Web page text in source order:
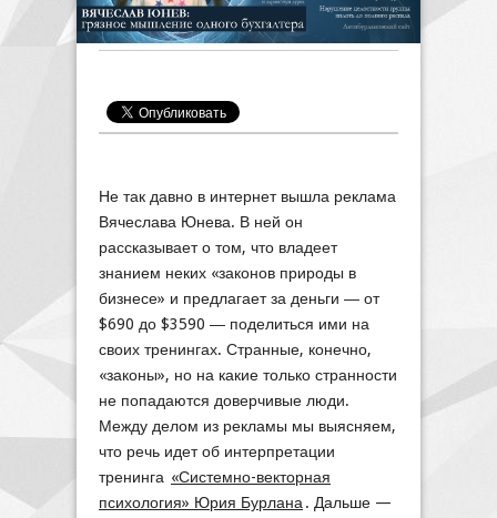
Не так давно в интернет вышла реклама
Вячеслава Юнева. В ней он
рассказывает о том, что владеет
знанием неких «законов природы в
бизнесе» и предлагает за деньги ― от
$690 до $3590 ― поделиться ими на
своих тренингах. Странные, конечно,
«законы», но на какие только странности
не попадаются доверчивые люди.
Между делом из рекламы мы выясняем,
что речь идет об интерпретации
тренинга «Системно-векторная
психология» Юрия Бурлана . Дальше —